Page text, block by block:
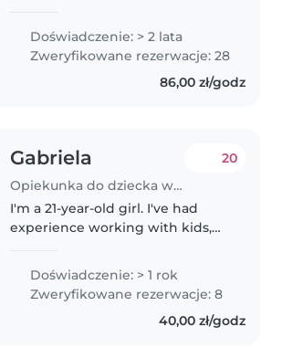
students 📚➕, especially in
Mathematics • For toddlers and..
Doświadczenie: > 2 lata
Zweryfikowane rezerwacje: 28
86,00 zł/godz
Gabriela
Opiekunka do dziecka w Warszawa
20
I'm a 21-year-old girl. I've had
experience working with kids,
services for children from
preschoolers to teenage . I'm a
responsible, and empathetic
Doświadczenie: > 1 rok
Zweryfikowane rezerwacje: 8
40,00 zł/godz